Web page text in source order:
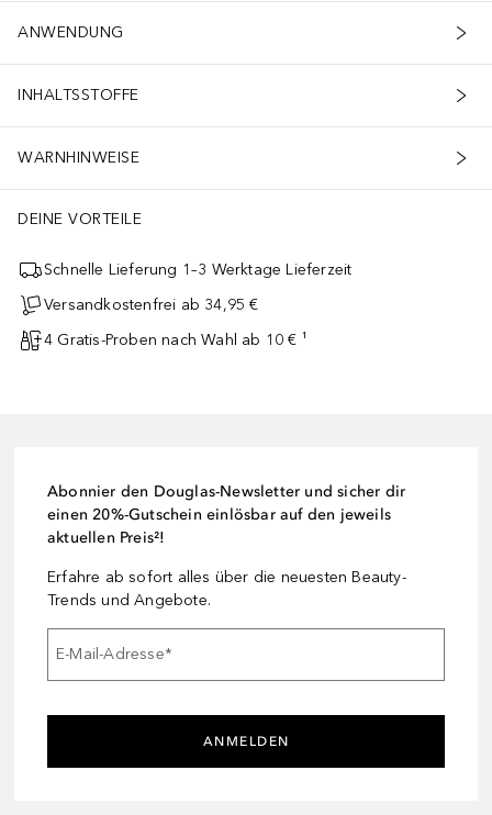
ANWENDUNG
INHALTSSTOFFE
WARNHINWEISE
DEINE VORTEILE
Schnelle Lieferung 1–3 Werktage Lieferzeit
Versandkostenfrei ab 34,95 €
4 Gratis-Proben nach Wahl ab 10 € ¹
Abonnier den Douglas-Newsletter und sicher dir
einen 20%-Gutschein einlösbar auf den jeweils
aktuellen Preis²!
Erfahre ab sofort alles über die neuesten Beauty-
Trends und Angebote.
E-Mail-Adresse*
ANMELDEN